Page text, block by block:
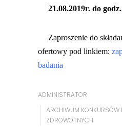
21.08.2019r. do
Zaproszenie do
ofertowy pod linkiem:
badania
ADMINISTRATOR
ARCHIWUM KONKURSÓW
ZDROWOTNYCH